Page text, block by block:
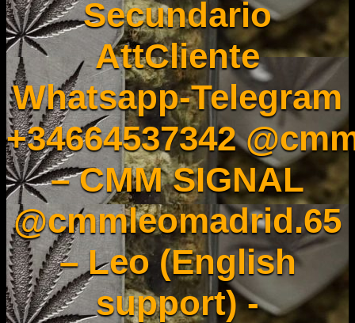
Secundario
AttCliente
Whatsapp-Telegram
+34664537342
– CMM SIGNAL
@cmmleomadrid.65
– Leo (English
support) -